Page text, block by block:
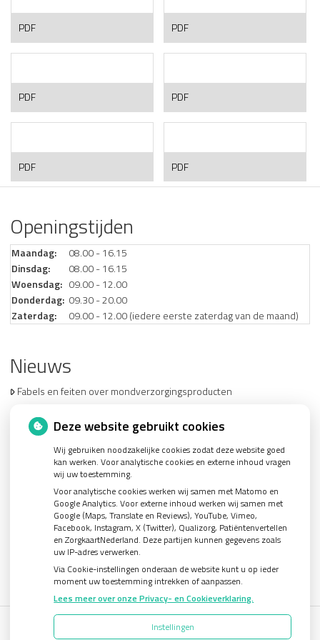
PDFTandenstokers,
ragers,
flossdraad
PDFTanderosie,
hoe
voorkom
dat?
PDFVerstandelijke
beperking
en
PDFWisselen
PDFWortelkanaalbehandeling PDFZwangerschap
en
Openingstijden
Maandag:
08.00 - 16.15
Dinsdag:
08.00 - 16.15
Woensdag: 09.00 - 12.00
Donderdag: 09.30 - 20.00
Zaterdag:
09.00 - 12.00 (iedere eerste zaterdag van de maand)
Nieuws
Fabels en feiten over mondverzorgingsproducten
U heeft geen toestemming gegeven voorexterne
inhouddie nodig is om dit te zien.
Cookie-instellingen wijzigen
Deze website gebruikt cookies
Wij gebruiken noodzakelijke cookies zodat deze website goed
kan werken. Voor analytische cookies en externe inhoud vragen
wij uw toestemming.
Voor analytische cookies werken wij samen met Matomo en
Google Analytics. Voor externe inhoud werken wij samen met
Google (Maps, Translate en Reviews), YouTube, Vimeo,
Facebook, Instagram, X (Twitter), Qualizorg, Patiëntenvertellen
en ZorgkaartNederland. Deze partijen kunnen gegevens zoals
uw IP-adres verwerken.
Via Cookie-instellingen onderaan de website kunt u op ieder
moment uw toestemming intrekken of aanpassen.
Lees meer over onze Privacy- en Cookieverklaring.
Instellingen